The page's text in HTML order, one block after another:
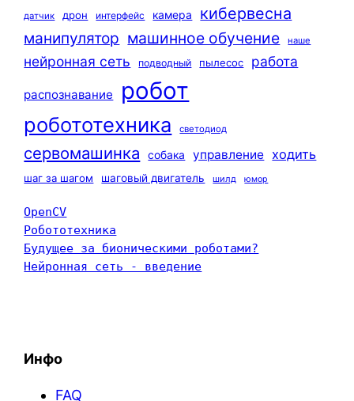
датчик дрон интерфейс камера кибервесна
манипулятор машинное обучение наше
нейронная сеть подводный пылесос работа
распознавание робот
робототехника светодиод
сервомашинка собака управление ходить
шаг за шагом шаговый двигатель шилд юмор
OpenCV
Робототехника
Будущее за бионическими роботами?
Нейронная сеть - введение
Инфо
FAQ